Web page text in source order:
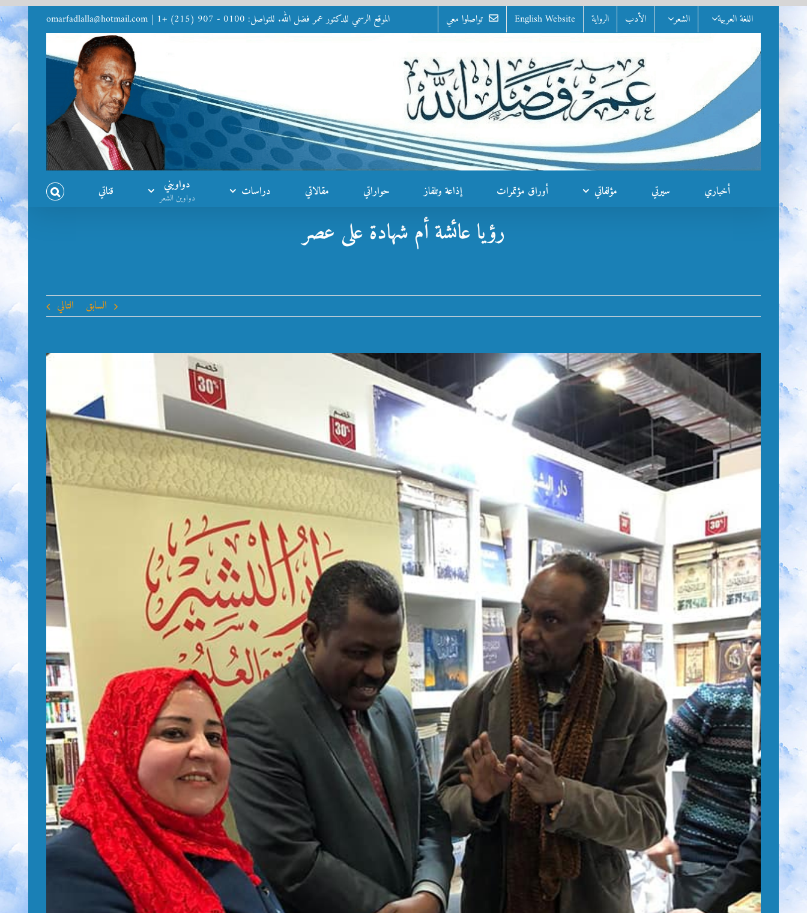
to
content
اللغة العربية الشعر الأدب الرواية English Website تواصلوا معي الموقع الرسمي للدكتور عمر فضل الله. للتواصل: 0100 - 907 (215) +1 |
omarfadlalla@hotmail.com
أخباري سيرتي مؤلفاتي أوراق مؤتمرات إذاعة وتلفاز حواراتي مقالاتي دراسات دواويني
دواوين الشعر قناتي
رؤيا عائشة أم شهادة على عصر
السابق التالي
أكبر